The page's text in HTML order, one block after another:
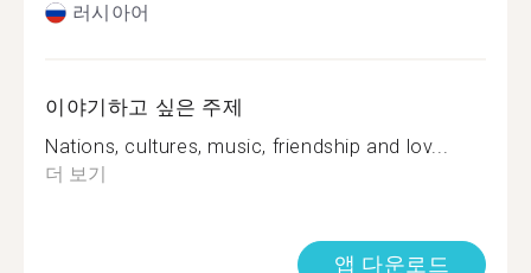
러시아어
이야기하고 싶은 주제
Nations, cultures, music, friendship and lov...
더 보기
앱 다운로드